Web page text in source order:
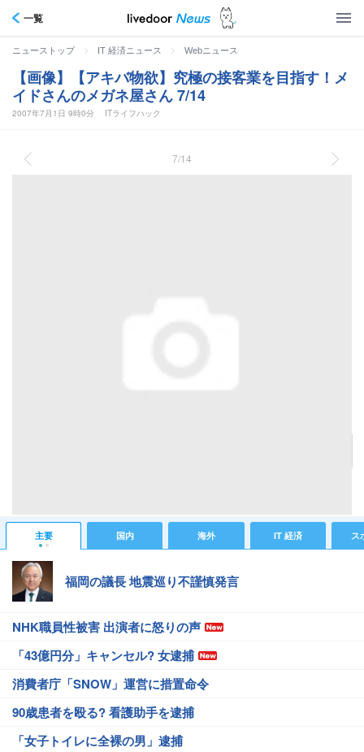
一覧
ニューストップ > IT 経済ニュース > Webニュース
【画像】【アキバ物欲】究極の接客業を目指す！メ
イドさんのメガネ屋さん 7/14
2007年7月1日 9時0分 ITライフハック
7/14
主要 国内 海外 IT 経済 ス
福岡の議長 地震巡り不謹慎発言
NHK職員性被害 出演者に怒りの声
「43億円分」キャンセル? 女逮捕
消費者庁「SNOW」運営に措置命令
90歳患者を殴る? 看護助手を逮捕
「女子トイレに全裸の男」逮捕